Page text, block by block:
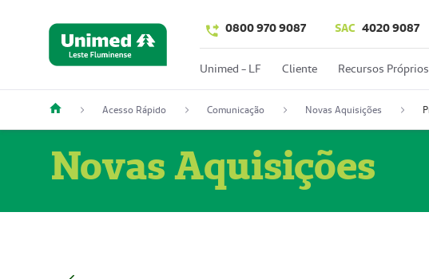
0800 970 9087 SAC 4020 9087
Unimed - LF Cliente Recursos Próprios
Acesso Rápido Comunicação Novas Aquisições
Novas Aquisições